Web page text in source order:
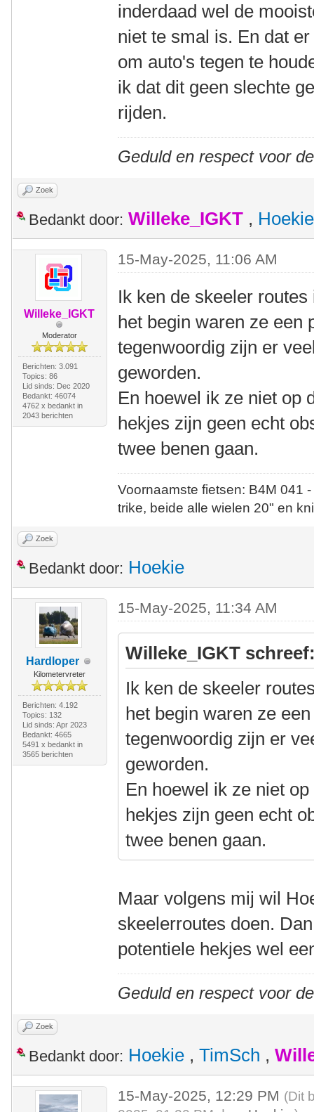
inderdaad wel de
niet te smal is. En dat
om auto's tegen te
ik dat dit geen slechte
rijden.
Geduld en respect voor
Zoek
Bedankt door: Willeke_IGKT , Hoekie
Willeke_IGKT
Moderator
Berichten: 3.091
Topics: 86
Lid sinds: Dec 2020
Bedankt: 46074
4762 x bedankt in
2043 berichten
15-May-2025, 11:06 AM
Ik ken de skeeler
het begin waren ze een
tegenwoordig zijn er
geworden.
En hoewel ik ze niet op
hekjes zijn geen echt
twee benen gaan.
Voornaamste fietsen: B4M
trike, beide alle wielen 20" en
Zoek
Bedankt door: Hoekie
Hardloper
Kilometervreter
Berichten: 4.192
Topics: 132
Lid sinds: Apr 2023
Bedankt: 4665
5491 x bedankt in
3565 berichten
15-May-2025, 11:34 AM
Willeke_IGKT
Ik ken de skeeler
het begin waren ze
tegenwoordig zijn er
geworden.
En hoewel ik ze niet
hekjes zijn geen echt
twee benen gaan.
Maar volgens mij wil
skeelerroutes doen.
potentiele hekjes wel
Geduld en respect voor
Zoek
Bedankt door: Hoekie , TimSch ,
15-May-2025, 12:29 PM (Dit